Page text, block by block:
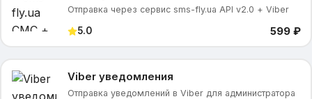
Отправка через сервис sms-fly.ua API v2.0 + Viber
5.0 599 ₽
Viber уведомления
Отправка уведомлений в Viber для администратора